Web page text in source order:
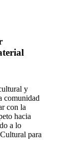
y
comunidad
con la
hacia
a lo
para